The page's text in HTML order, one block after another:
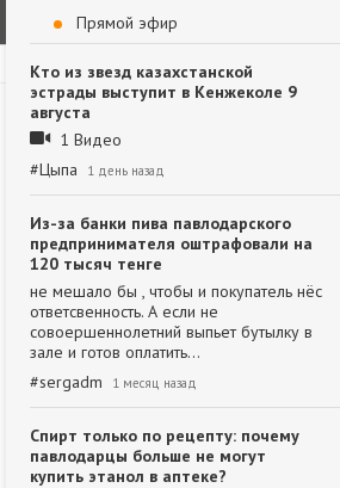
Прямой эфир
Кто из звезд казахстанской
эстрады выступит в Кенжеколе 9
августа
1 Видео
#Цыпа 1 день назад
Из-за банки пива павлодарского
предпринимателя оштрафовали на
120 тысяч тенге
не мешало бы , чтобы и покупатель нёс
ответсвенность. А если не
совоершеннолетний выпьет бутылку в
зале и готов оплатить…
#sergadm 1 месяц назад
Спирт только по рецепту: почему
павлодарцы больше не могут
купить этанол в аптеке?